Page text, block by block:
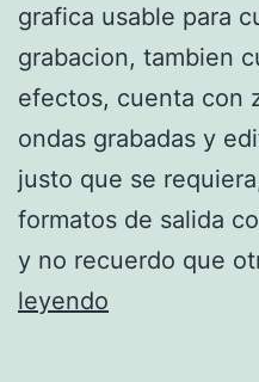
grafica usable para
grabacion, tambien
efectos, cuenta con
ondas grabadas y
justo que se
formatos de salida
y no recuerdo que
leyendo